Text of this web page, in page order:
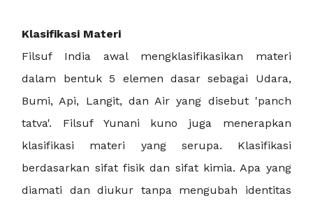
Klasifikasi Materi
Filsuf India awal mengklasifikasikan materi
dalam bentuk 5 elemen dasar sebagai Udara,
Bumi, Api, Langit, dan Air yang disebut 'panch
tatva'. Filsuf Yunani kuno juga menerapkan
klasifikasi materi yang serupa. Klasifikasi
berdasarkan sifat fisik dan sifat kimia. Apa yang
diamati dan diukur tanpa mengubah identitas